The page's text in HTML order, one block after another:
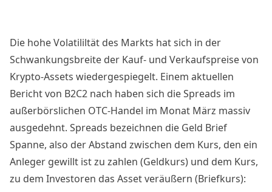
Die hohe Volatililtät des Markts hat sich in der
Schwankungsbreite der Kauf- und Verkaufspreise von
Krypto-Assets wiedergespiegelt. Einem aktuellen
Berichtvon B2C2 nach haben sich die Spreads im
außerbörslichen OTC-Handel im Monat März massiv
ausgedehnt. Spreads bezeichnen die Geld Brief
Spanne, also der Abstand zwischen dem Kurs, den ein
Anleger gewillt ist zu zahlen (Geldkurs) und dem Kurs,
zu dem Investoren das Asset veräußern (Briefkurs):